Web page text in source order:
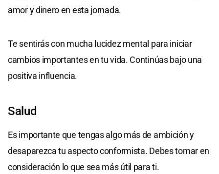
amor y dinero en esta jornada.
Te sentirás con mucha lucidez mental para iniciar
cambios importantes en tu vida. Continúas bajo una
positiva influencia.
Salud
Es importante que tengas algo más de ambición y
desaparezca tu aspecto conformista. Debes tomar en
consideración lo que sea más útil para ti.